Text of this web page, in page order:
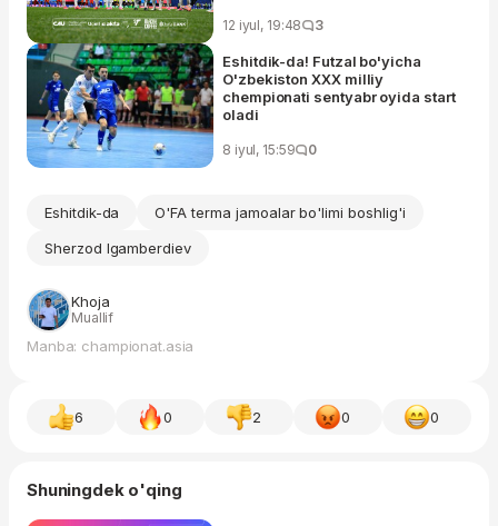
12 iyul, 19:48 3
Eshitdik-da! Futzal bo'yicha
O'zbekiston XXX milliy
chempionati sentyabr oyida start
oladi
8 iyul, 15:59 0
Eshitdik-da
O'FA terma jamoalar bo'limi boshlig'i
Sherzod Igamberdiev
Khoja
Muallif
Manba: championat.asia
6 0 2 0 0
Shuningdek o'qing